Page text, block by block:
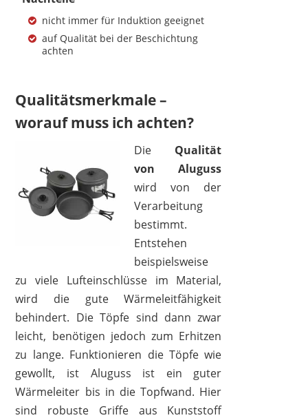
KRÜGER HAUSHALTSWAREN
ALAJIVO
79,99 €66,49 €*
nicht immer für Induktion geeignet
auf Qualität bei der Beschichtung
achten
Qualitätsmerkmale –
worauf muss ich achten?
Die Qualität
von Aluguss
wird von der
Verarbeitung
bestimmt.
Entstehen
beispielsweise
zu viele Lufteinschlüsse im Material,
wird die gute Wärmeleitfähigkeit
behindert. Die Töpfe sind dann zwar
leicht, benötigen jedoch zum Erhitzen
zu lange. Funktionieren die Töpfe wie
gewollt, ist Aluguss ist ein guter
Wärmeleiter bis in die Topfwand. Hier
sind robuste Griffe aus Kunststoff